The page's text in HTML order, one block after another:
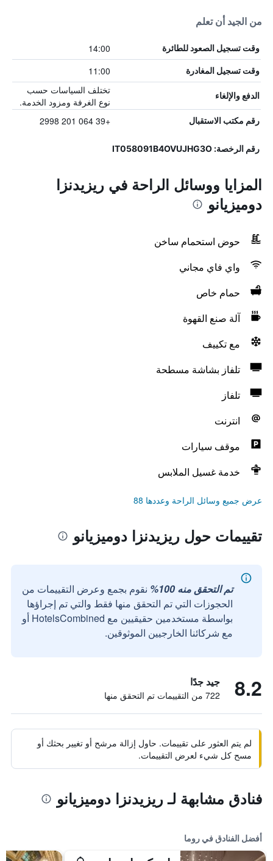
من الجيد أن تعلم
وقت تسجيل الصعود للطائرة 14:00
وقت تسجيل المغادرة 11:00
الدفع والإلغاء
تختلف السياسات حسب
نوع الغرفة ومزود الخدمة.
رقم مكتب الاستقبال +39 064 201 2998
رقم الرخصة: IT058091B4OVUJHG3O
المزايا ووسائل الراحة في ريزيدنزا
دوميزيانو
حوض استحمام ساخن
واي فاي مجاني
حمام خاص
آلة صنع القهوة
مع تكييف
تلفاز بشاشة مسطحة
تلفاز
انترنت
موقف سيارات
خدمة غسيل الملابس
عرض جميع وسائل الراحة وعددها 88
تقييمات حول ريزيدنزا دوميزيانو
تم التحقق منه 100%
نقوم بجمع وعرض التقييمات من
الحجوزات التي تم التحقق منها فقط والتي تم إجراؤها
بواسطة مستخدمين حقيقيين مع HotelsCombined أو
مع شركائنا الخارجيين الموثوقين.
8.2 جيد جدًا
722 من التقييمات تم التحقق منها
لم يتم العثور على تقييمات. حاول إزالة مرشح أو تغيير بحثك أو
مسح كل شيء لعرض التقييمات.
فنادق مشابهة لـ ريزيدنزا دوميزيانو
أفضل الفنادق في روما